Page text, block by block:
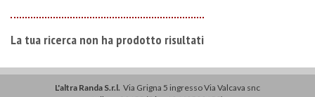
La tua ricerca non ha prodotto risultati
L'altra Randa S.r.l. Via Grigna 5 ingresso Via Valcava snc